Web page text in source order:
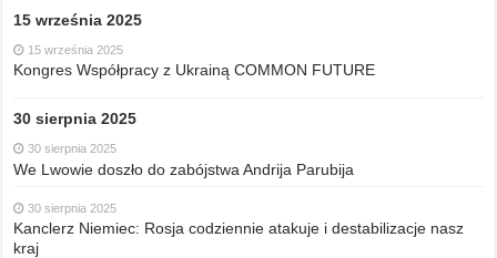
15 września 2025
15 września 2025
Kongres Współpracy z Ukrainą COMMON FUTURE
30 sierpnia 2025
30 sierpnia 2025
We Lwowie doszło do zabójstwa Andrija Parubija
30 sierpnia 2025
Kanclerz Niemiec: Rosja codziennie atakuje i destabilizacje nasz
kraj